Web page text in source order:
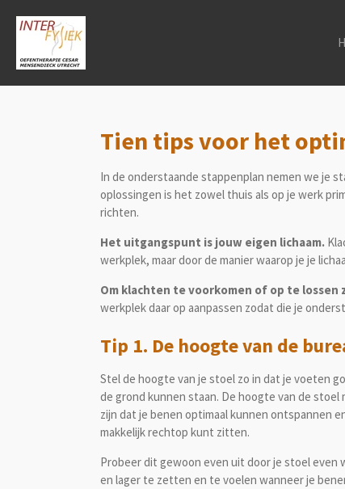
Ga
direct
de
hoofdinhoud
Tien tips voor het
In de onderstaande stappenplan nemen we je
oplossingen is het zowel thuis als op je werk
richten.
Het uitgangspunt is jouw eigen lichaam.
werkplek, maar door de manier waarop je je
Om klachten te voorkomen of op te
werkplek daar op aanpassen zodat die je
Tip 1. De hoogte van de
Stel de hoogte van je stoel zo in dat je voeten
de grond kunnen staan. De hoogte van de stoel
zijn dat je benen optimaal kunnen ontspannen
makkelijk rechtop kunt zitten.
Probeer dit gewoon even uit door je stoel even
en lager te zetten en te voelen wanneer je